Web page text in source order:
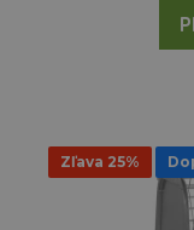
Zľava 25%